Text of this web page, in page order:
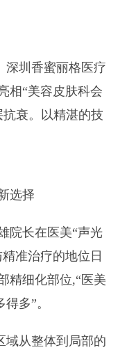
深圳香蜜丽格医疗
相“美容皮肤科会
抗衰。以精湛的技
选择
院长在医美“声光
准治疗的地位日
精细化部位,“医美
多”。
域从整体到局部的